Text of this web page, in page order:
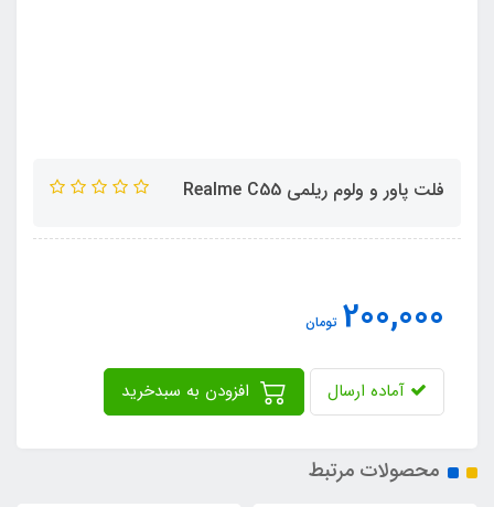
فلت پاور و ولوم ریلمی Realme C55
200,000 تومان
آماده ارسال
محصولات مرتبط